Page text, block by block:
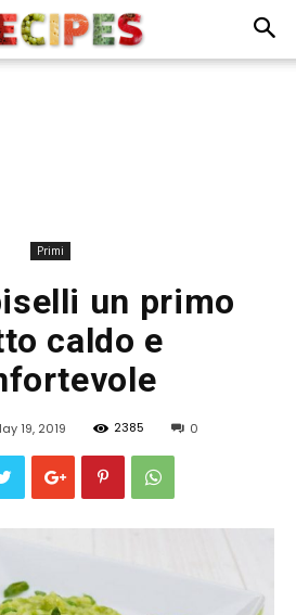
Primi
un primo
caldo e
19, 2019 2385 0